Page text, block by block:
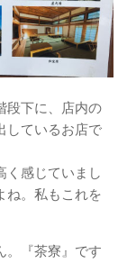
段下に、店内の
しているお店で
く感じていまし
ね。私もこれを
。『茶寮』です